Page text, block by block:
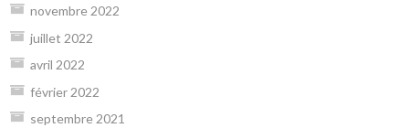
novembre 2022
juillet 2022
avril 2022
février 2022
septembre 2021